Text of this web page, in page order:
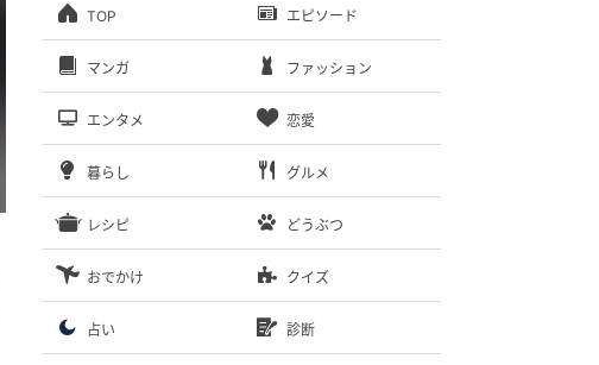
TOP エピソード
マンガ ファッション
エンタメ 恋愛
暮らし グルメ
レシピ どうぶつ
おでかけ クイズ
占い 診断